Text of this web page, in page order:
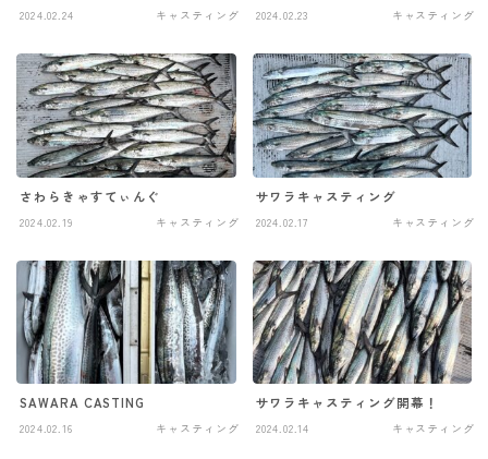
2024.02.24 キャスティング 2024.02.23 キャスティング
さわらきゃすてぃんぐ
2024.02.19 キャスティング
サワラキャスティング
2024.02.17 キャスティング
SAWARA CASTING
2024.02.16 キャスティング
サワラキャスティング開幕！
2024.02.14 キャスティング